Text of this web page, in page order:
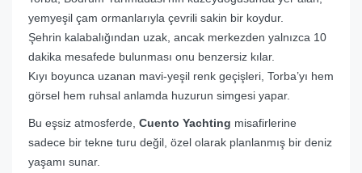
yemyeşil çam ormanlarıyla çevrili sakin bir koydur.
Şehrin kalabalığından uzak, ancak merkezden yalnızca 10
dakika mesafede bulunması onu benzersiz kılar.
Kıyı boyunca uzanan mavi-yeşil renk geçişleri, Torba’yı hem
görsel hem ruhsal anlamda huzurun simgesi yapar.
Bu eşsiz atmosferde, Cuento Yachting misafirlerine
sadece bir tekne turu değil, özel olarak planlanmış bir deniz
yaşamı sunar.